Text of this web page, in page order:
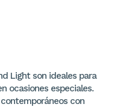
Light son ideales para
ocasiones especiales.
con